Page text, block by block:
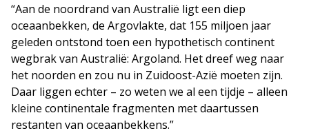
“Aan de noordrand van Australië ligt een diep
oceaanbekken, de Argovlakte, dat 155 miljoen jaar
geleden ontstond toen een hypothetisch continent
wegbrak van Australië: Argoland. Het dreef weg naar
het noorden en zou nu in Zuidoost-Azië moeten zijn.
Daar liggen echter – zo weten we al een tijdje – alleen
kleine continentale fragmenten met daartussen
restanten van oceaanbekkens.”